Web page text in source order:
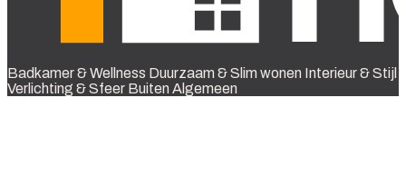
Badkamer & Wellness Duurzaam & Slim wonen Interieur & Stijl
Verlichting & Sfeer Buiten Algemeen